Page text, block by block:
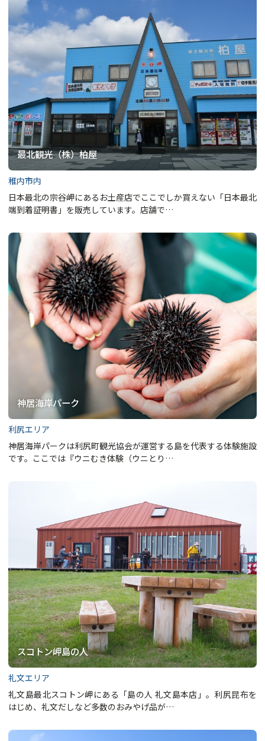
最北観光（株）柏屋
稚内市内
日本最北の宗谷岬にあるお土産店でここでしか買えない「日本最北
端到着証明書」を販売しています。店舗で…
神居海岸パーク
利尻エリア
神居海岸パークは利尻町観光協会が運営する島を代表する体験施設
です。ここでは『ウニむき体験（ウニとり…
スコトン岬島の人
礼文エリア
礼文島最北スコトン岬にある「島の人 礼文島本店」。利尻昆布を
はじめ、礼文だしなど多数のおみやげ品が…